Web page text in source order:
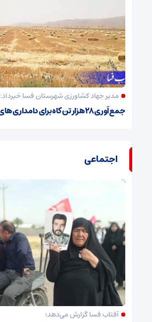
مدیر جهاد کشاورزی شهرستان فسا خبرداد:
جمع‌آوری ۲۸ هزار تن کاه برای دامداری‌های فسا
اجتماعی
آفتاب فسا گزارش می‌دهد؛